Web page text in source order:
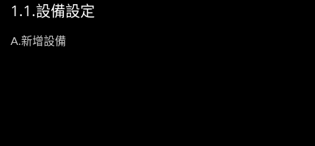
1.1.設備設定
A.新增設備